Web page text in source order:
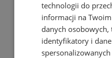
technologii do
informacji na
danych osobowych,
identyfikatory i